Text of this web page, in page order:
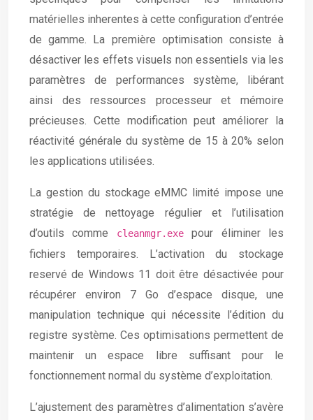
matérielles inherentes à cette configuration d’entrée
de gamme. La première optimisation consiste à
désactiver les effets visuels non essentiels via les
paramètres de performances système, libérant
ainsi des ressources processeur et mémoire
précieuses. Cette modification peut améliorer la
réactivité générale du système de 15 à 20% selon
les applications utilisées.
La gestion du stockage eMMC limité impose une
stratégie de nettoyage régulier et l’utilisation
d’outils comme
cleanmgr.exepour éliminer les
fichiers temporaires. L’activation du stockage
reservé de Windows 11 doit être désactivée pour
récupérer environ 7 Go d’espace disque, une
manipulation technique qui nécessite l’édition du
registre système. Ces optimisations permettent de
maintenir un espace libre suffisant pour le
fonctionnement normal du système d’exploitation.
L’ajustement des paramètres d’alimentation s’avère